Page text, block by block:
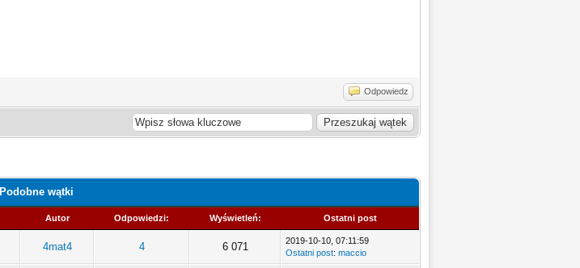
Odpowiedz
Podobne wątki
Autor Odpowiedzi: Wyświetleń: Ostatni post
4mat4 4 6 071
2019-10-10, 07:11:59
Ostatni post: maccio